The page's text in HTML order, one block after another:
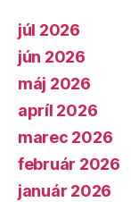
júl 2026
jún 2026
máj 2026
apríl 2026
marec 2026
február 2026
január 2026